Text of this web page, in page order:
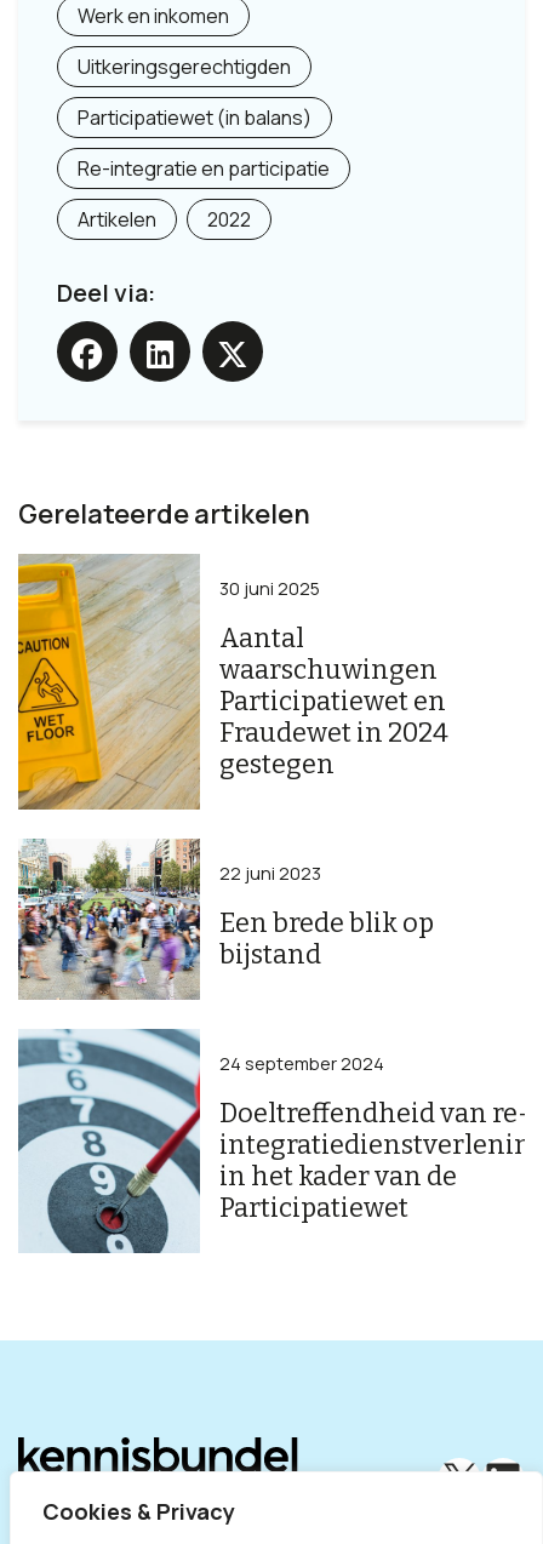
Cookies & Privacy
Werk en inkomen
Uitkeringsgerechtigden
Participatiewet (in balans)
Re-integratie en participatie
Artikelen
2022
Deel via:
Gerelateerde artikelen
Aantal
waarschuwingen
Participatiewet en
Fraudewet in 2024
gestegen
30 juni 2025
Een brede blik op
bijstand
22 juni 2023
Doeltreffendheid van re-
in het kader van de
Participatiewet
24 september 2024
X